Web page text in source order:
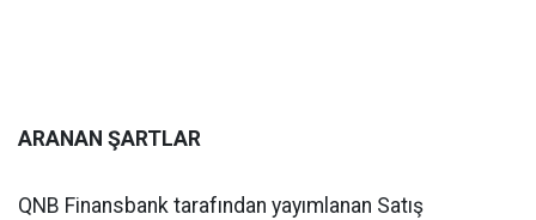
ARANAN ŞARTLAR
QNB Finansbank tarafından yayımlanan Satış